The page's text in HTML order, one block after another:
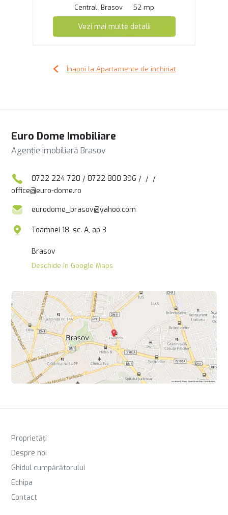
Central, Brasov
52 mp
Vezi mai multe detalii
Înapoi la Apartamente de închiriat
Euro Dome Imobiliare
Agenție imobiliară Brasov
0722 224 720 / 0722 800 396 / / /
office@euro-dome.ro
eurodome_brasov@yahoo.com
Toamnei 18, sc. A, ap 3
Brasov
Deschide în Google Maps
Proprietăți
Despre noi
Ghidul cumpărătorului
Echipa
Contact